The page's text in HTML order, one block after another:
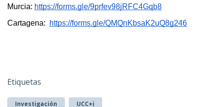
Murcia: https://forms.gle/9prfev98jRFC4Gqb8
Cartagena:
https://forms.gle/QMQnKbsaK2uQ8g246
Etiquetas
Investigación UCC+i